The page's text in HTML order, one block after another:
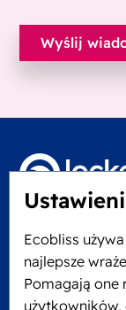
Ecobliss
najlepsze
Pomagają one
użytkowników,
Edisonweg 11
6101 XJ Echt,
KVK: 60610182